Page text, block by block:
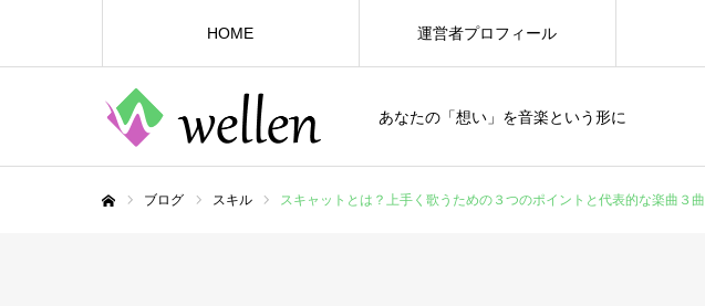
あなたの「想い」を音楽という形に
HOME 運営者プロフィール
ブログ スキル スキャットとは？上手く歌うための３つのポイントと代表的な楽曲３曲